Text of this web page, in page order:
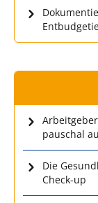
pauschal
Die
Check-up